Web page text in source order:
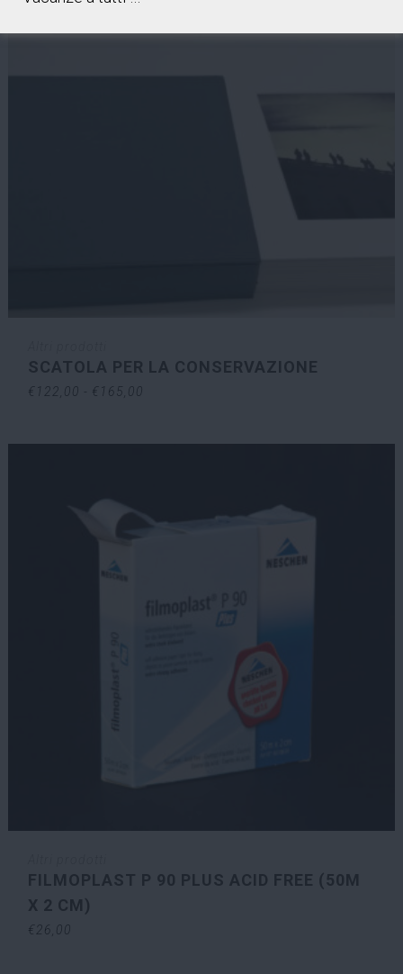
SCATOLA PER LA CONSERVAZIONE
€ 122,00 - € 165,00
€122,00
FILMOPLAST P 90 PLUS ACID FREE (50M
X 2 CM)
€26,00